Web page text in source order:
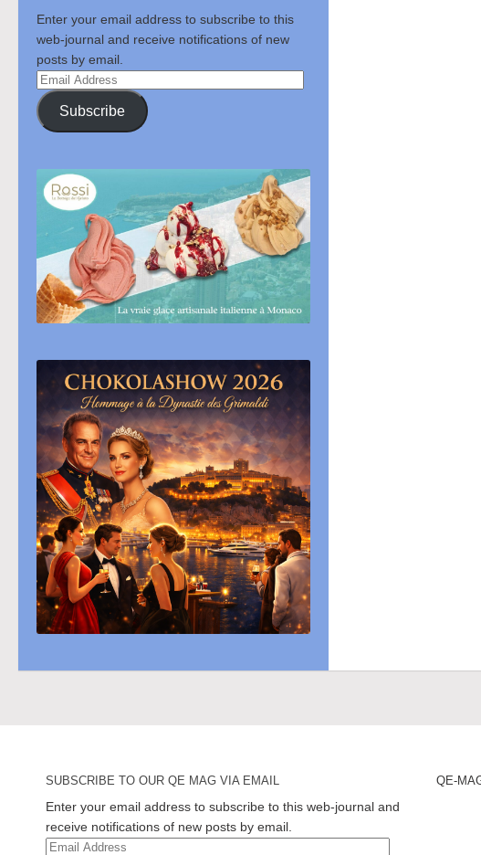
Enter your email address to subscribe to this
web-journal and receive notifications of new
posts by email.
Email
Address
Subscribe
SUBSCRIBE TO OUR QE MAG VIA EMAIL
Enter your email address to subscribe to this web-journal and
receive notifications of new posts by email.
Email
QE-